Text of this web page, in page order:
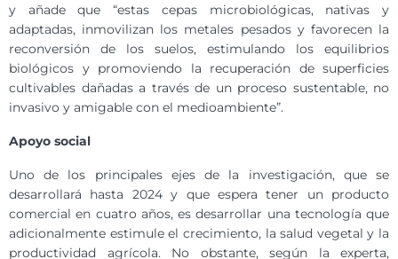
y añade que “estas cepas microbiológicas, nativas y
adaptadas, inmovilizan los metales pesados y favorecen la
reconversión de los suelos, estimulando los equilibrios
biológicos y promoviendo la recuperación de superficies
cultivables dañadas a través de un proceso sustentable, no
invasivo y amigable con el medioambiente”.
Apoyo social
Uno de los principales ejes de la investigación, que se
desarrollará hasta 2024 y que espera tener un producto
comercial en cuatro años, es desarrollar una tecnología que
adicionalmente estimule el crecimiento, la salud vegetal y la
productividad agrícola. No obstante, según la experta,